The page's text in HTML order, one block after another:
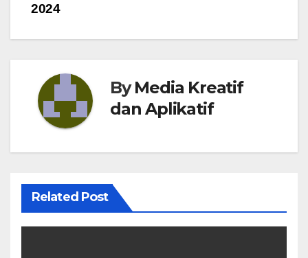
2024
ByMedia Kreatif
dan Aplikatif
Related Post